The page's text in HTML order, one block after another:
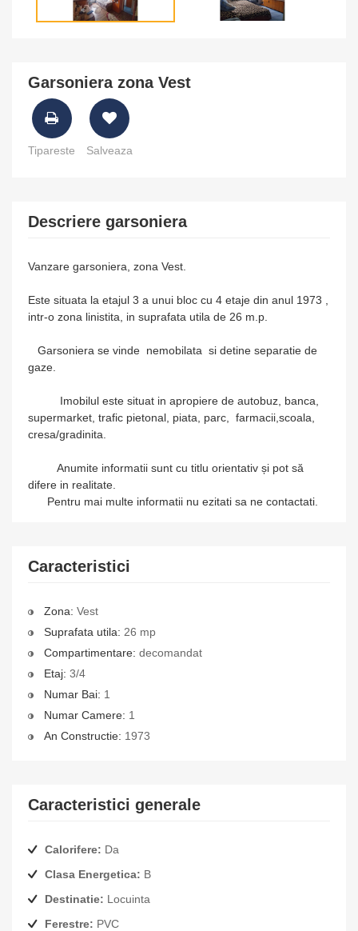
Garsoniera zona Vest
Tipareste Salveaza
Descriere garsoniera
Vanzare garsoniera, zona Vest.
Este situata la etajul 3 a unui bloc cu 4 etaje din anul 1973 ,
intr-o zona linistita, in suprafata utila de 26 m.p.
Garsoniera se vinde nemobilata si detine separatie de
gaze.
Imobilul este situat in apropiere de autobuz, banca,
supermarket, trafic pietonal, piata, parc, farmacii,scoala,
cresa/gradinita.
Anumite informatii sunt cu titlu orientativ și pot să
difere in realitate.
Pentru mai multe informatii nu ezitati sa ne contactati.
Caracteristici
Zona: Vest
Suprafata utila: 26 mp
Compartimentare: decomandat
Etaj: 3/4
Numar Bai: 1
Numar Camere: 1
An Constructie: 1973
Caracteristici generale
Calorifere: Da
Clasa Energetica: B
Destinatie: Locuinta
Ferestre: PVC